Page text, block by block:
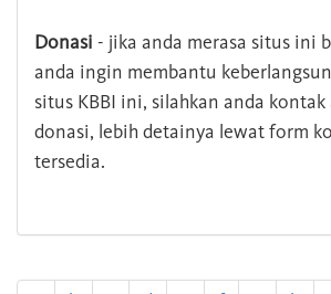
Donasi - jika anda merasa situs ini
anda ingin membantu
situs KBBI ini, silahkan anda
donasi, lebih detainya lewat form
tersedia.